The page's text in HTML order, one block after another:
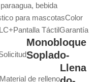
agua, bebida
para mascotasColor
TáctilGarantía
Material de relleno
Monobloque
Soplado-
Llena